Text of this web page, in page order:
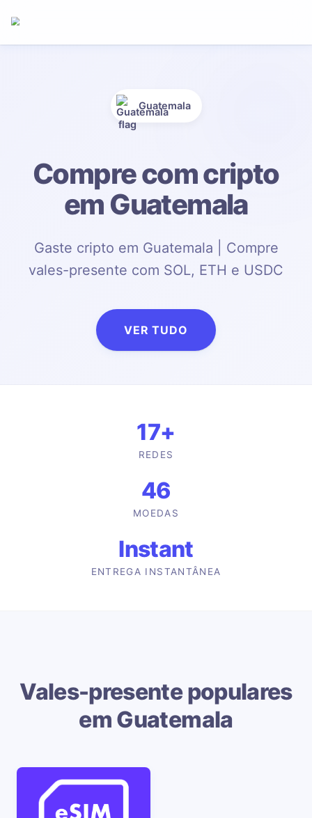
Guatemala
Compre com cripto
em Guatemala
Gaste cripto em Guatemala | Compre
vales-presente com SOL, ETH e USDC
VER TUDO
17+
REDES
46
MOEDAS
Instant
ENTREGA INSTANTÂNEA
Vales-presente populares
em Guatemala